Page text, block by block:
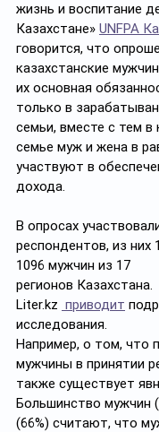
жизнь и воспитание
Казахстане» UNFPA
говорится, что
казахстанские
их основная
только в
семьи, вместе с тем
семье муж и жена в
участвуют в
дохода.
В опросах
респондентов, из них
1096 мужчин из 17
регионов Казахстана.
Liter.kz приводит
исследования.
Например, о том, что
мужчины в принятии
также существует
Большинство мужчин
(66%) считают, что